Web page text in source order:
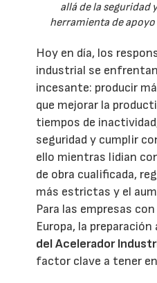
allá de la seguridad
herramienta de
Hoy en día, los
industrial se
incesante: producir
que mejorar la
tiempos de
seguridad y cumplir
ello mientras lidian
de obra cualificada,
más estrictas y el
Para las empresas
Europa, la
del Acelerador
factor clave a tener